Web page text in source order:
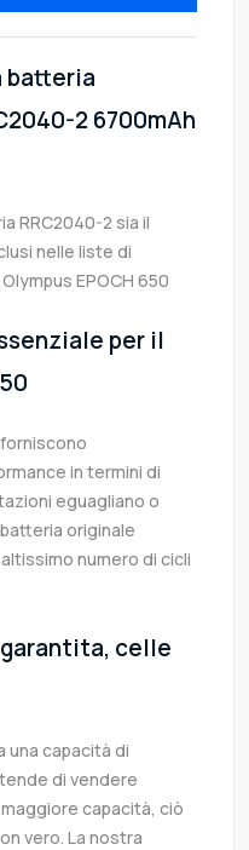
batteria
2 6700mAh
RRC2040-2 sia il
nelle liste di
EPOCH 650
per il
in termini di
eguagliano o
originale
numero di cicli
celle
una capacità di
di vendere
capacità, ciò
vero. La nostra